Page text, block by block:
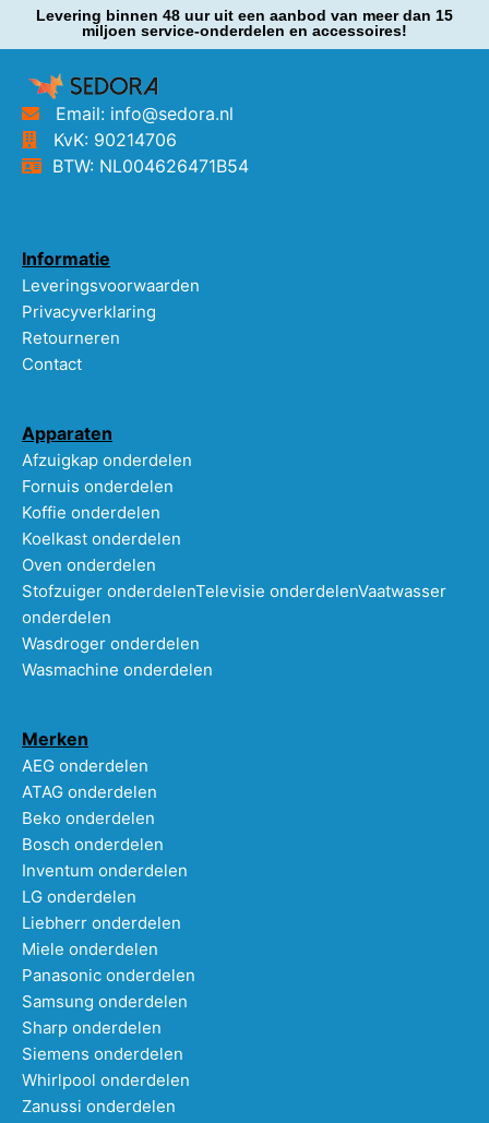
Levering binnen 48 uur uit een aanbod van meer dan 15
miljoen service-onderdelen en accessoires!
Email: info@sedora.nl
KvK: 90214706
BTW: NL004626471B54
Informatie
Leveringsvoorwaarden
Privacyverklaring
Retourneren
Contact
Apparaten
Afzuigkap onderdelen
Fornuis onderdelen
Koffie onderdelen
Koelkast onderdelen
Oven onderdelen
Stofzuiger onderdelenTelevisie onderdelenVaatwasser
onderdelen
Wasdroger onderdelen
Wasmachine onderdelen
Merken
AEG onderdelen
ATAG onderdelen
Beko onderdelen
Bosch onderdelen
Inventum onderdelen
LG onderdelen
Liebherr onderdelen
Miele onderdelen
Panasonic onderdelen
Samsung onderdelen
Sharp onderdelen
Siemens onderdelen
Whirlpool onderdelen
Zanussi onderdelen